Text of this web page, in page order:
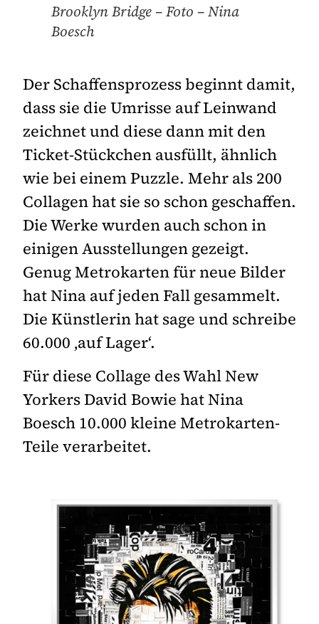
Brooklyn Bridge – Foto – Nina
Boesch
Der Schaffensprozess beginnt damit,
dass sie die Umrisse auf Leinwand
zeichnet und diese dann mit den
Ticket-Stückchen ausfüllt, ähnlich
wie bei einem Puzzle. Mehr als 200
Collagen hat sie so schon geschaffen.
Die Werke wurden auch schon in
einigen Ausstellungen gezeigt.
Genug Metrokarten für neue Bilder
hat Nina auf jeden Fall gesammelt.
Die Künstlerin hat sage und schreibe
60.000 ‚auf Lager‘.
Für diese Collage des Wahl New
Yorkers David Bowie hat Nina
Boesch 10.000 kleine Metrokarten-
Teile verarbeitet.